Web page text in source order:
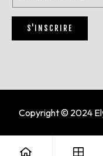
t
r
z
S'INSCRIRE
Copyright © 2024